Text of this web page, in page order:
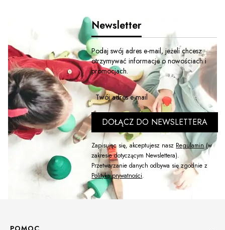
Newsletter
Podaj swój adres e-mail, jeżeli chcesz
otrzymywać informacje o nowościach i
promocjach.
Twój adres e-mail
DOŁĄCZ DO NEWSLETTERA
Zapisując się, akceptujesz nasz Regulamin(w
zakresie dotyczącym Newslettera).
Przetwarzanie danych odbywa się zgodnie z
Polityką prywatności.